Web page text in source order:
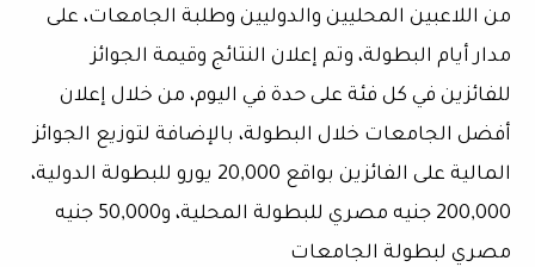
من اللاعبين المحليين والدوليين وطلبة الجامعات، على
مدار أيام البطولة، وتم إعلان النتائج وقيمة الجوائز
للفائزين في كل فئة على حدة في اليوم، من خلال إعلان
أفضل الجامعات خلال البطولة، بالإضافة لتوزيع الجوائز
المالية على الفائزين بواقع 20,000 يورو للبطولة الدولية،
200,000 جنيه مصري للبطولة المحلية، و50,000 جنيه
مصري لبطولة الجامعات